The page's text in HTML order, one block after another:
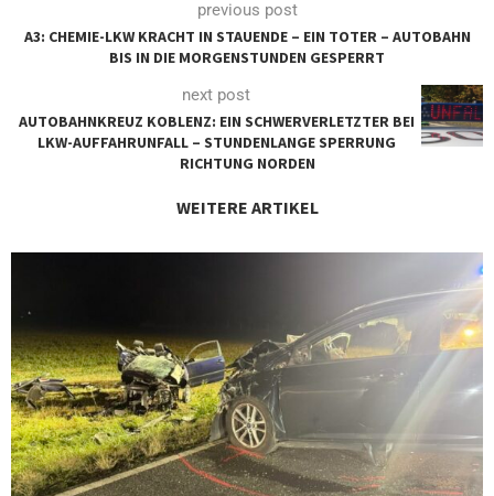
previous post
A3: CHEMIE-LKW KRACHT IN STAUENDE – EIN TOTER – AUTOBAHN
BIS IN DIE MORGENSTUNDEN GESPERRT
next post
AUTOBAHNKREUZ KOBLENZ: EIN SCHWERVERLETZTER BEI
LKW-AUFFAHRUNFALL – STUNDENLANGE SPERRUNG
RICHTUNG NORDEN
WEITERE ARTIKEL